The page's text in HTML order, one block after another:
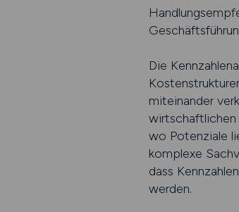
Die
miteinander
wirtschaftlichen
wo Potenziale
komplexe
dass
werden.